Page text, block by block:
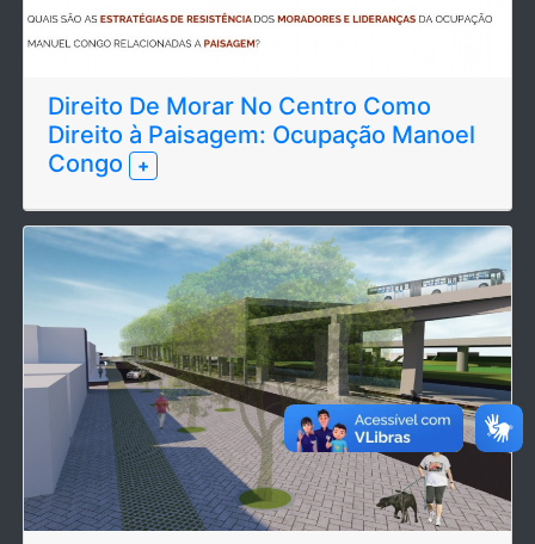
Direito De Morar No Centro Como
Direito à Paisagem: Ocupação Manoel
Congo
+